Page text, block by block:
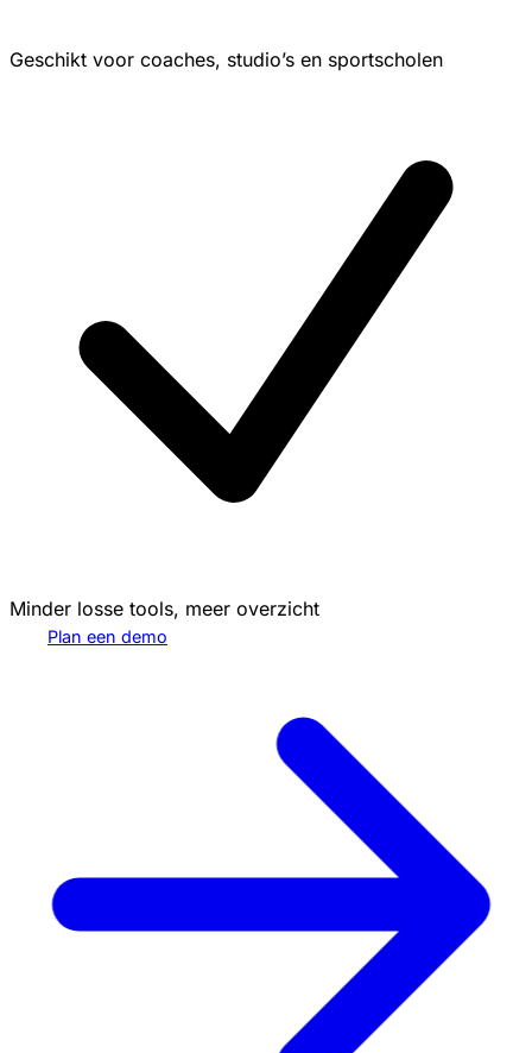
Geschikt voor coaches, studio’s en sportscholen
Minder losse tools, meer overzicht
Plan een demo